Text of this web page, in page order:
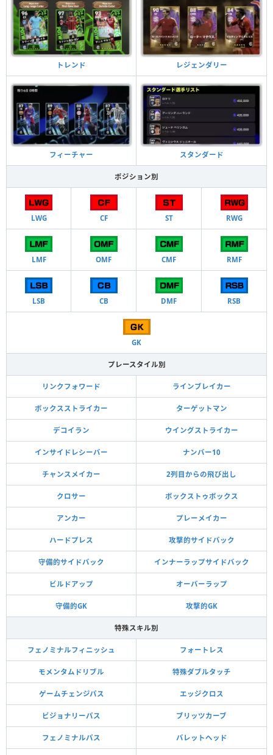
トレンド レジェンダリー
フィーチャー スタンダード
ポジション別
LWG CF ST RWG
LMF OMF CMF RMF
LSB CB DMF RSB
GK
プレースタイル別
リンクフォワード ラインブレイカー
ボックスストライカー ターゲットマン
デコイラン ウイングストライカー
インサイドレシーバー ナンバー10
チャンスメイカー 2列目からの飛び出し
クロサー ボックストゥボックス
アンカー プレーメイカー
ハードプレス 攻撃的サイドバック
守備的サイドバック インナーラップサイドバック
ビルドアップ オーバーラップ
守備的GK 攻撃的GK
特殊スキル別
フェノミナルフィニッシュ フォートレス
モメンタムドリブル 特殊ダブルタッチ
ゲームチェンジパス エッジクロス
ビジョナリーパス ブリッツカーブ
フェノミナルパス バレットヘッド